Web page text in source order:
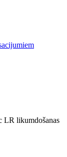
LR likumdošanas